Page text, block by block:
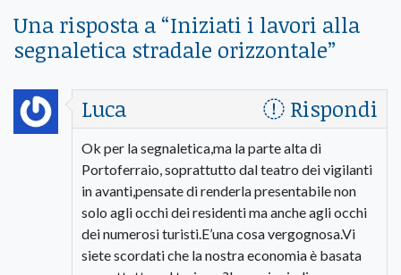
Una risposta a “Iniziati i lavori alla
segnaletica stradale orizzontale”
Luca
Rispondi
Ok per la segnaletica,ma la parte alta di
Portoferraio, soprattutto dal teatro dei vigilanti
in avanti,pensate di renderla presentabile non
solo agli occhi dei residenti ma anche agli occhi
dei numerosi turisti.E’una cosa vergognosa.Vi
siete scordati che la nostra economia è basata